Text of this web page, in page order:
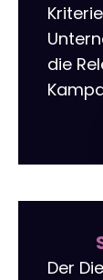
die
Der